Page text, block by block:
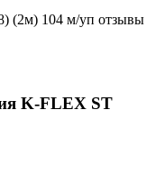
(2м) 104 м/уп отзывы
K-FLEX ST